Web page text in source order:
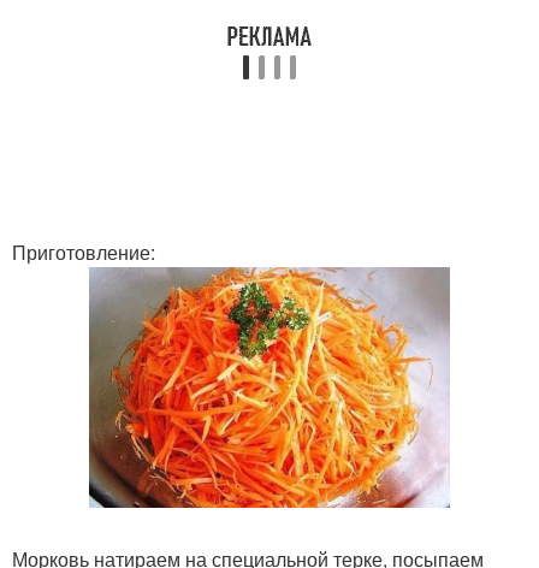
Приготовление:
Морковь натираем на специальной терке, посыпаем